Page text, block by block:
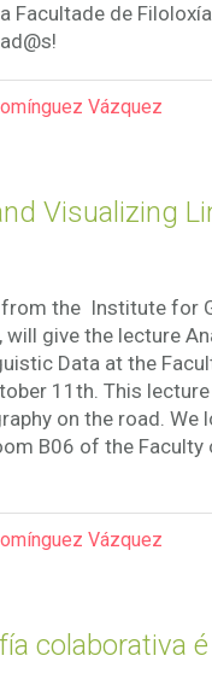
Facultade de
Vázquez
Visualizing
from the Institute for
will give the lecture
Data at the
11th. This
on the road. We
B06 of the
Vázquez
colaborativa